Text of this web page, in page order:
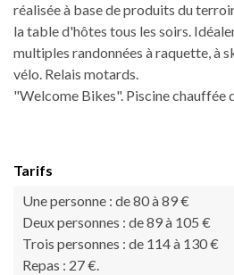
réalisée à base de produits du
la table d'hôtes tous les soirs.
multiples randonnées à raquette, à
vélo. Relais motards.
"Welcome Bikes". Piscine chauffée
Tarifs
Une personne : de 80 à 89 €
Deux personnes : de 89 à 105 €
Trois personnes : de 114 à 130 €
Repas : 27 €.